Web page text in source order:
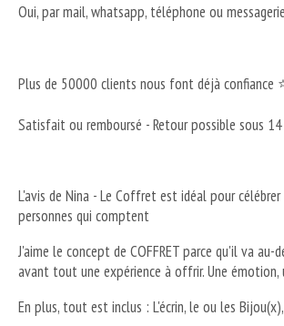
Oui, par mail, whatsapp, téléphone ou
Plus de 50000 clients nous font déjà confiance
Satisfait ou remboursé - Retour possible sous
L'avis de Nina - Le Coffret est idéal pour
personnes qui comptent
J'aime le concept de COFFRET parce qu'il va au-
avant tout une expérience à offrir. Une émotion,
En plus, tout est inclus : L'écrin, le ou les